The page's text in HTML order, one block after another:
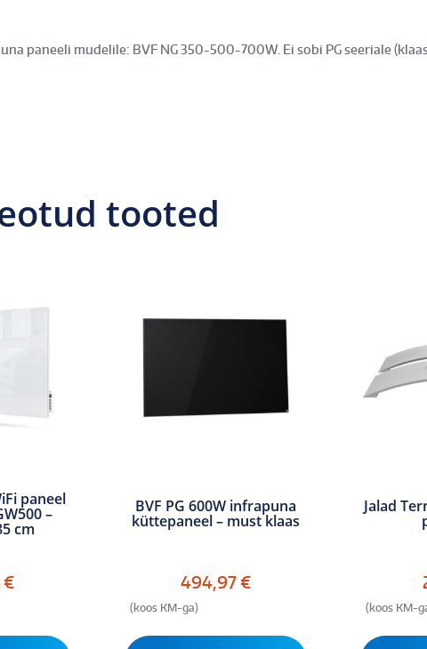
paneeli mudelile: BVF NG 350-500-700W. Ei sobi PG seeriale
tooted
paneel
–
cm
€
BVF PG 600W infrapuna
küttepaneel – must klaas
494,97€
(koos KM-ga)
Jalad
(koos KM-